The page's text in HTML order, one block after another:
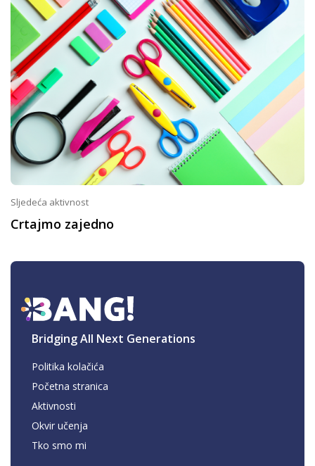
Sljedeća aktivnost
Crtajmo zajedno
Bridging All Next Generations
Politika kolačića
Početna stranica
Aktivnosti
Okvir učenja
Tko smo mi